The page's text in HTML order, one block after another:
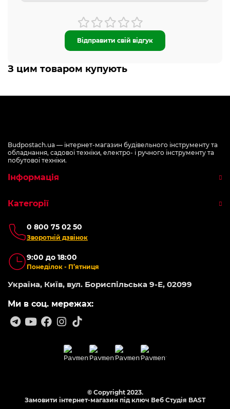
Відправити свій відгук
З цим товаром купують
Budpostach.ua — інтернет-магазин будівельного інструменту та
обладнання, садової техніки, електро- і ручного інструменту та
побутової техніки.
0 800 75 02 50
Зворотній дзвінок
9:00 до 18:00
Понеділок - П’ятниця
Україна, Київ, вул. Бориспільська 9-Е, 02099
Ми в соц. мережах:
Інформація
Категорії
© Copyright 2023.
Замовити інтернет-магазин під ключ Веб Студія BAST